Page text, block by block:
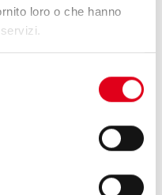
loro o che hanno
STICK